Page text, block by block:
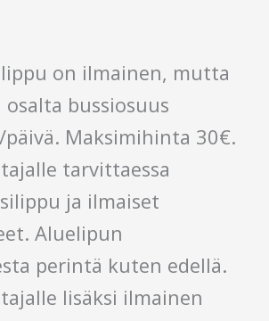
on ilmainen, mutta
bussiosuus
Maksimihinta 30€.
tarvittaessa
ja ilmaiset
Aluelipun
perintä kuten edellä.
lisäksi ilmainen